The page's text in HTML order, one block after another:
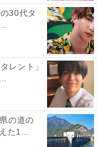
30代タ
レント」
の道の
た1...